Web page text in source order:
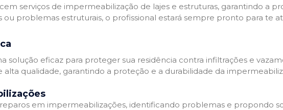
serviços de impermeabilização de lajes e estruturas, garantindo a
ou problemas estruturais, o profissional estará sempre pronto para te
eficaz para proteger sua residência contra infiltrações e
qualidade, garantindo a proteção e a durabilidade da
em impermeabilizações, identificando problemas e propondo